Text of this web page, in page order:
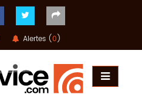
Alertes (0)